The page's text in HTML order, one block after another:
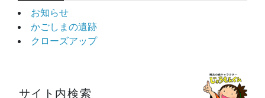
お知らせ
かごしまの遺跡
クローズアップ
サイト内検索